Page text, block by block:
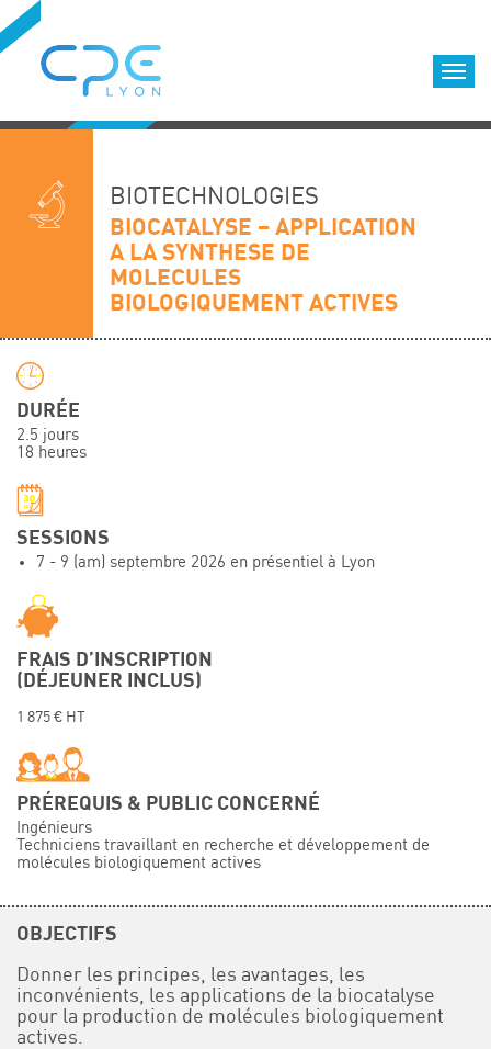
Formations qualifiantes
Formations diplômantes
Infos pratiques
Déroulement des formations
Symposium on Chain Transfer Catalysis for
sustainability – September 15 and 16, 2026
Contacts
BIOTECHNOLOGIES
BIOCATALYSE – APPLICATION
A LA SYNTHESE DE
MOLECULES
BIOLOGIQUEMENT ACTIVES
DURÉE
2.5 jours
18 heures
SESSIONS
7 - 9 (am) septembre 2026 en présentiel à Lyon
FRAIS D’INSCRIPTION
(DÉJEUNER INCLUS)
1 875 € HT
PRÉREQUIS & PUBLIC CONCERNÉ
Ingénieurs
Techniciens travaillant en recherche et développement de
molécules biologiquement actives
OBJECTIFS
Donner les principes, les avantages, les
inconvénients, les applications de la biocatalyse
pour la production de molécules biologiquement
actives.
Cookies management panel